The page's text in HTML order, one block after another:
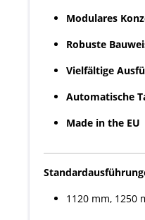
Modulares
Robuste
Vielfältige
Automatische
Made in the EU
1120 mm, 1250